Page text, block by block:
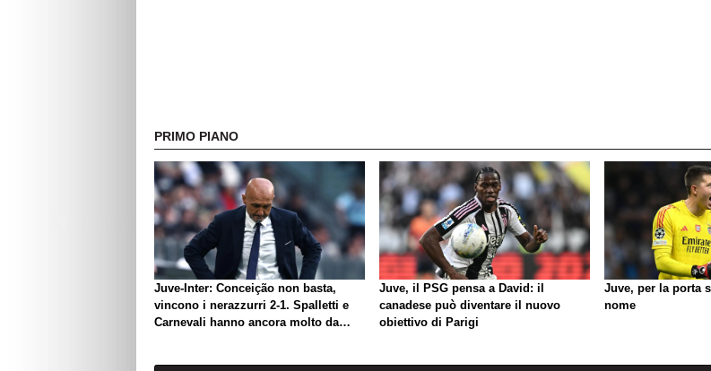
PRIMO PIANO
Juve-Inter: Conceição non basta,
vincono i nerazzurri 2-1. Spalletti e
Carnevali hanno ancora molto da
Juve, il PSG pensa a David: il
canadese può diventare il nuovo
obiettivo di Parigi
Juve, per la porta
nome